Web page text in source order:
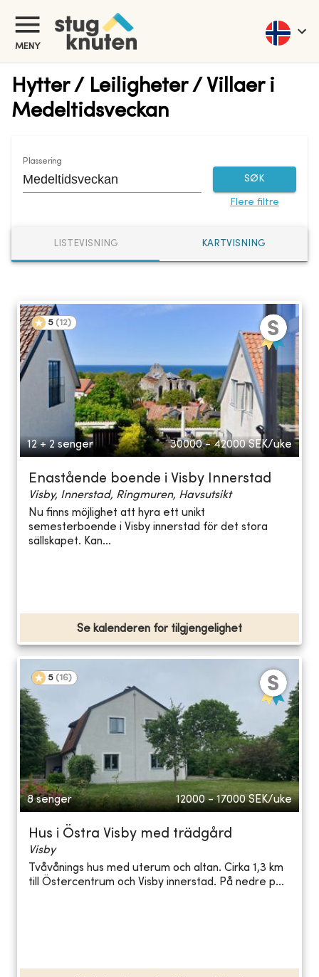
MENY
Hytter / Leiligheter / Villaer i
Medeltidsveckan
Plassering
SØK
Flere filtre
LISTEVISNING KARTVISNING
5 (12)
12 + 2 senger 30000 - 42000 SEK/uke
Enastående boende i Visby Innerstad
Visby, Innerstad, Ringmuren, Havsutsikt
Nu finns möjlighet att hyra ett unikt
semesterboende i Visby innerstad för det stora
sällskapet. Kan...
Se kalenderen for tilgjengelighet
5 (16)
8 senger 12000 - 17000 SEK/uke
Hus i Östra Visby med trädgård
Visby
Tvåvånings hus med uterum och altan. Cirka 1,3 km
till Östercentrum och Visby innerstad. På nedre p...